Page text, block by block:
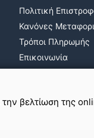
την βελτίωση της
Πολιτική
Κανόνες
Τρόποι Πληρωμής
Επικοινωνία